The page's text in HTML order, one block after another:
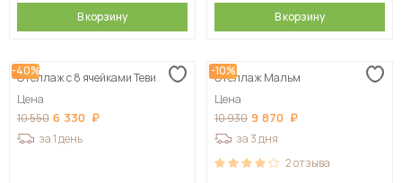
В корзину В корзину
-40%
Стеллаж с 8 ячейками Теви
Цена
10 550 6 330
за 1 день
-10%
Стеллаж Мальм
Цена
10 930 9 870
за 3 дня
2отзыва